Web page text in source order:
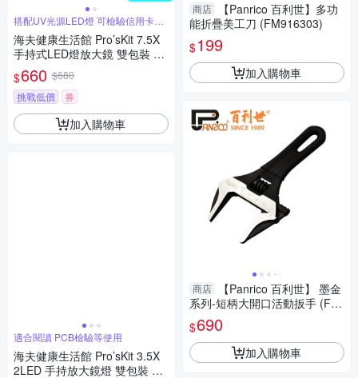
搭配UV光源LED燈 可檢驗信用卡或
鈔票
海夫健康生活館 Pro’sKit 7.5X
手持式LED燈放大鏡 雙包裝 M
A-022
$660 $680
挑戰低價
券
加入購物車
適合閱讀 PCB檢驗等使用
海夫健康生活館 Pro’sKit 3.5X
2LED 手持放大鏡燈 雙包裝 MA
商店
【Panrico 百利世】多功
能折疊美工刀 (FM916303)
$199
加入購物車
商店
【Panrico 百利世】 墨金
系列-短柄大開口活動扳手 (FM
80-510)
$690
加入購物車